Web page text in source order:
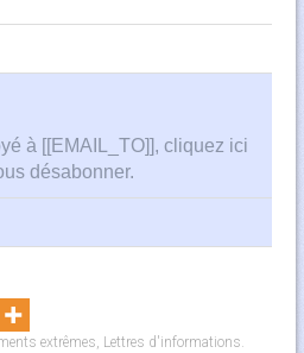
à [[EMAIL_TO]], cliquez ici
désabonner.
extrêmes, Lettres d'informations.